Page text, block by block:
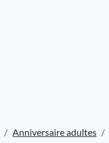
Anniversaire adultes